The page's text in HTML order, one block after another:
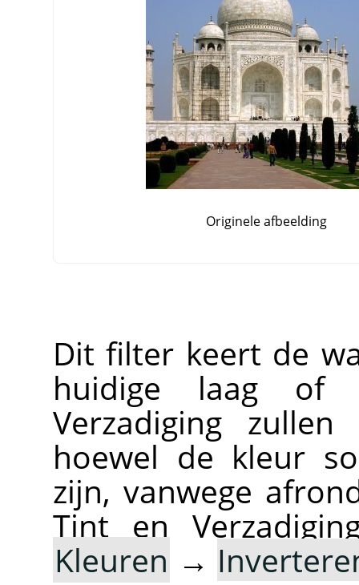
Originele afbeelding
Dit filter keert de
huidige laag of
Verzadiging
hoewel de kleur
zijn, vanwege
Tint en
Kleuren →